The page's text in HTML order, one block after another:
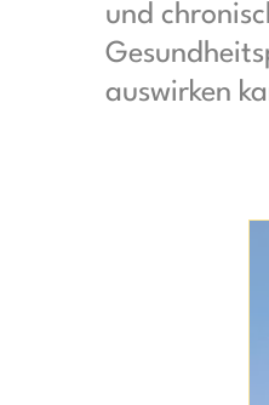
und
auswirken